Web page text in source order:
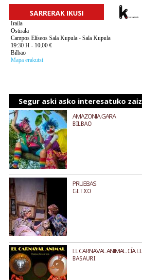
SARRERAK IKUSI
Iraila
Ostirala
Campos Elíseos Sala Kupula - Sala Kupula
19:30 H - 10,00 €
Bilbao
Mapa erakutsi
Segur aski asko interesatuko
AMAZONIA GARA
BILBAO
PRUEBAS
GETXO
EL CARNAVAL ANIMAL. CÍA.
BASAURI